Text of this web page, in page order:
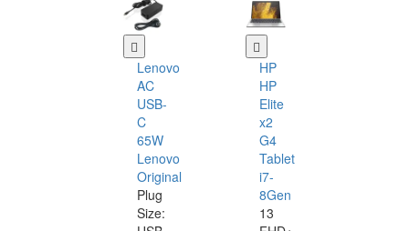
Lenovo
AC
USB-
C
65W
Lenovo
Original
Plug
Size:
HP
HP
Elite
x2
G4
Tablet
i7-
8Gen
13